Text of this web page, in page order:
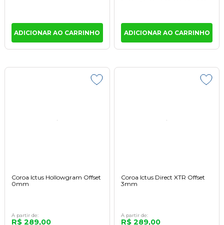
ADICIONAR AO CARRINHO ADICIONAR AO CARRINHO
Coroa Ictus Hollowgram Offset
0mm
A partir de:
R$ 289,00
Coroa Ictus Direct XTR Offset
3mm
A partir de:
R$ 289,00